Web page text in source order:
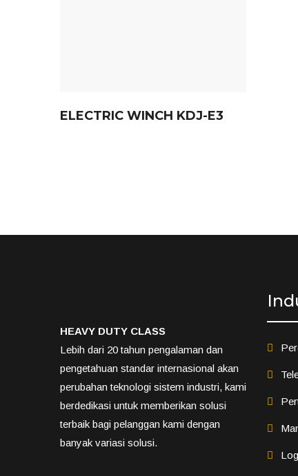
ELECTRIC WINCH KDJ-E3
HEAVY DUTY CLASS
Lebih dari 20 tahun pengalaman dan
pengetahuan standar internasional akan
perubahan teknologi sistem industri, kami
berdedikasi untuk memberikan solusi
terbaik bagi pelanggan kami dengan
banyak variasi solusi.